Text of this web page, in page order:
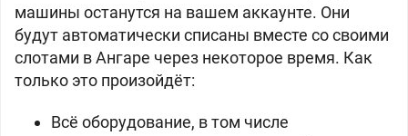
машины останутся на вашем аккаунте. Они
будут автоматически списаны вместе со своими
слотами в Ангаре через некоторое время. Как
только это произойдёт:
Всё оборудование, в том числе